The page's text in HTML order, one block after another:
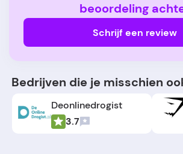
beoordeling
Schrijf een review
Bedrijven die je misschien
Deonlinedrogist
3.7